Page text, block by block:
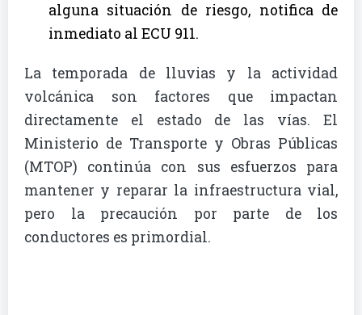
alguna situación de riesgo, notifica de
inmediato al ECU 911.
La temporada de lluvias y la actividad
volcánica son factores que impactan
directamente el estado de las vías. El
Ministerio de Transporte y Obras Públicas
(MTOP) continúa con sus esfuerzos para
mantener y reparar la infraestructura vial,
pero la precaución por parte de los
conductores es primordial.